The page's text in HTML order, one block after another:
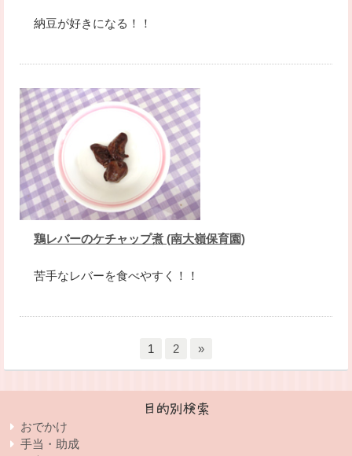
納豆が好きになる！！
鶏レバーのケチャップ煮 (南大嶺保育園)
苦手なレバーを食べやすく！！
1 2 »
目的別検索
おでかけ
手当・助成